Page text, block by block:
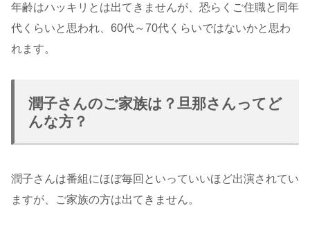
年齢はハッキリとは出てきませんが、恐らくご住職と同年
代くらいと思われ、60代～70代くらいではないかと思わ
れます。
潤子さんのご家族は？旦那さんってど
んな方？
潤子さんは番組にほぼ毎回といっていいほど出演されてい
ますが、ご家族の方は出てきません。